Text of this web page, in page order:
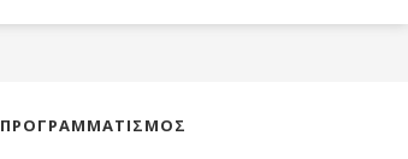
ΠΡΟΓΡΑΜΜΑΤΙΣΜΟΣ